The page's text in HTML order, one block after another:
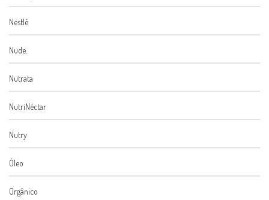
Nestlé
Nude.
Nutrata
NutriNéctar
Nutry
Óleo
Orgânico